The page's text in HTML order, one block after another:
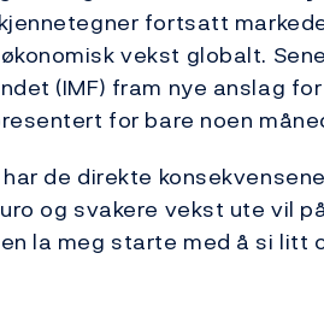
fortsatt
vekst globalt.
(IMF) fram nye anslag
for bare noen
de direkte
og svakere vekst ute vil
la meg starte med å si litt